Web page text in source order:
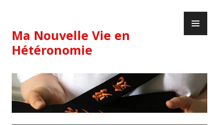
content
Ma Nouvelle Vie en
Hétéronomie